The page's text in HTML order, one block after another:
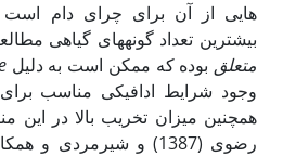
بیشترین تعداد گونه­های گیاهی
متعلق بوده که ممکن است به دلیل
وجود شرایط ادافیکی مناسب
همچنین میزان تخریب بالا در این